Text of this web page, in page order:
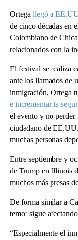
Ortega llegó a
de cinco décadas en
Colombiano de
relacionados con la
El festival se realiza
ante los llamados de
inmigración, Ortega
e incrementar la
el evento y no perder
ciudadano de
muchas personas
Entre septiembre y
de Trump en Illinois
muchos más presas
De forma similar a
temor sigue
“Especialmente el